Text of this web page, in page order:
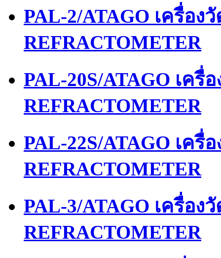
PAL-2/ATAGO เครื่อง
REFRACTOMETER
PAL-20S/ATAGO เครื่
REFRACTOMETER
PAL-22S/ATAGO เครื่
REFRACTOMETER
PAL-3/ATAGO เครื่อ
REFRACTOMETER